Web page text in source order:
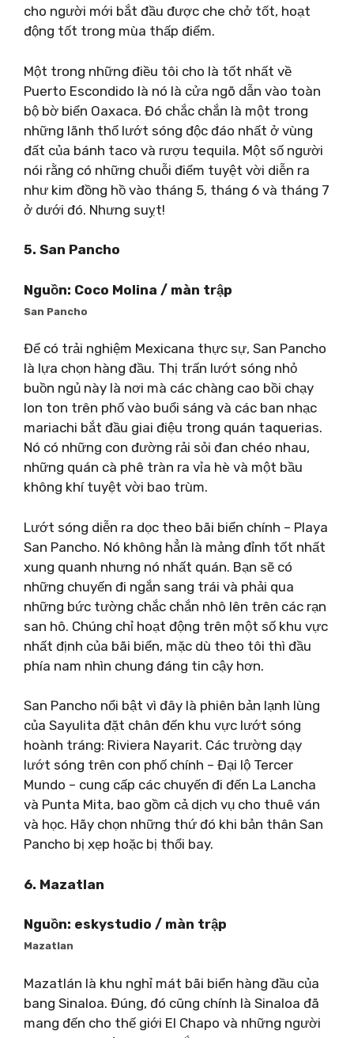
cho người mới bắt đầu được che chở tốt, hoạt
động tốt trong mùa thấp điểm.
Một trong những điều tôi cho là tốt nhất về
Puerto Escondido là nó là cửa ngõ dẫn vào toàn
bộ bờ biển Oaxaca. Đó chắc chắn là một trong
những lãnh thổ lướt sóng độc đáo nhất ở vùng
đất của bánh taco và rượu tequila. Một số người
nói rằng có những chuỗi điểm tuyệt vời diễn ra
như kim đồng hồ vào tháng 5, tháng 6 và tháng 7
ở dưới đó. Nhưng suỵt!
5. San Pancho
Nguồn: Coco Molina / màn trập
San Pancho
Để có trải nghiệm Mexicana thực sự, San Pancho
là lựa chọn hàng đầu. Thị trấn lướt sóng nhỏ
buồn ngủ này là nơi mà các chàng cao bồi chạy
lon ton trên phố vào buổi sáng và các ban nhạc
mariachi bắt đầu giai điệu trong quán taquerias.
Nó có những con đường rải sỏi đan chéo nhau,
những quán cà phê tràn ra vỉa hè và một bầu
không khí tuyệt vời bao trùm.
Lướt sóng diễn ra dọc theo bãi biển chính – Playa
San Pancho. Nó không hẳn là mảng đỉnh tốt nhất
xung quanh nhưng nó nhất quán. Bạn sẽ có
những chuyến đi ngắn sang trái và phải qua
những bức tường chắc chắn nhô lên trên các rạn
san hô. Chúng chỉ hoạt động trên một số khu vực
nhất định của bãi biển, mặc dù theo tôi thì đầu
phía nam nhìn chung đáng tin cậy hơn.
San Pancho nổi bật vì đây là phiên bản lạnh lùng
của Sayulita đặt chân đến khu vực lướt sóng
hoành tráng: Riviera Nayarit. Các trường dạy
lướt sóng trên con phố chính – Đại lộ Tercer
Mundo – cung cấp các chuyến đi đến La Lancha
và Punta Mita, bao gồm cả dịch vụ cho thuê ván
và học. Hãy chọn những thứ đó khi bản thân San
Pancho bị xẹp hoặc bị thổi bay.
6. Mazatlan
Nguồn: eskystudio / màn trập
Mazatlan
Mazatlán là khu nghỉ mát bãi biển hàng đầu của
bang Sinaloa. Đúng, đó cũng chính là Sinaloa đã
mang đến cho thế giới El Chapo và những người